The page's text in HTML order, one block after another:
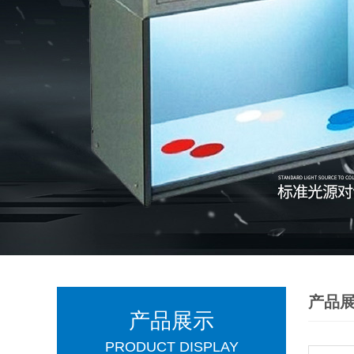
产品展示
PRODUCT DISPLAY
产品